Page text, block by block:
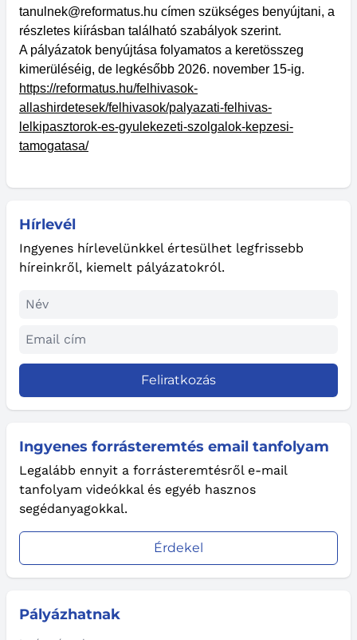
Hírlevél
Ingyenes hírlevelünkkel értesülhet legfrissebb
híreinkről, kiemelt pályázatokról.
Feliratkozás
Ingyenes forrásteremtés email tanfolyam
Legalább ennyit a forrásteremtésről e-mail
tanfolyam videókkal és egyéb hasznos
segédanyagokkal.
Érdekel
Pályázhatnak
tanulnek@reformatus.hu címen szükséges benyújtani, a
részletes kiírásban található szabályok szerint.
A pályázatok benyújtása folyamatos a keretösszeg
kimerüléséig, de legkésőbb 2026. november 15-ig.
https://reformatus.hu/felhivasok-
allashirdetesek/felhivasok/palyazati-felhivas-
lelkipasztorok-es-gyulekezeti-szolgalok-kepzesi-
tamogatasa/